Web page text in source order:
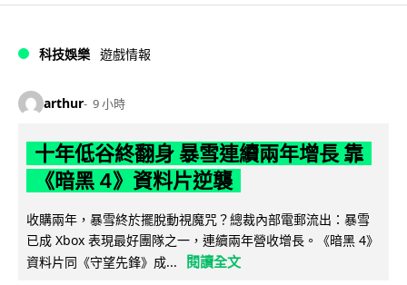
科技娛樂 遊戲情報
arthur 9 小時
十年低谷終翻身 暴雪連續兩年增長 靠
《暗黑 4》資料片逆襲
收購兩年，暴雪終於擺脫動視魔咒？總裁內部電郵流出：暴雪
已成 Xbox 表現最好團隊之一，連續兩年營收增長。《暗黑 4》
資料片同《守望先鋒》成...
閱讀全文